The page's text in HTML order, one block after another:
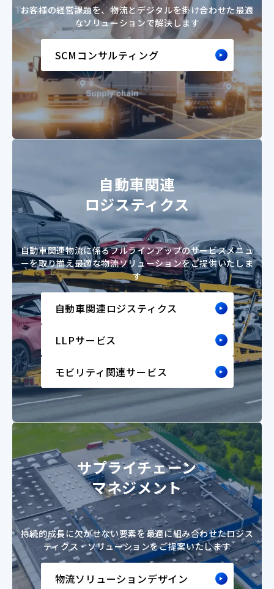
お客様の経営課題を、物流とデジタルを掛け合わせた最適
なソリューションで解決します
SCMコンサルティング
自動車関連
ロジスティクス
自動車関連物流に係るフルラインアップのサービスメニュ
ーを取り揃え最適な物流ソリューションをご提供いたしま
す
自動車関連ロジスティクス
LLPサービス
モビリティ関連サービス
サプライチェーン
マネジメント​
持続的成長に欠かせない要素を最適に組み合わせたロジス
ティクス・ソリューションをご提案いたします
物流ソリューションデザイン